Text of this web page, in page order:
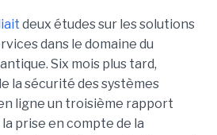
deux études sur les solutions
dans le domaine du
Six mois plus tard,
la sécurité des systèmes
ligne un troisième rapport
prise en compte de la